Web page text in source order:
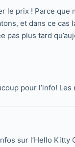
le prix ! Parce que
et dans ce cas
pas plus tard
pour l’info!
sur l’Hello